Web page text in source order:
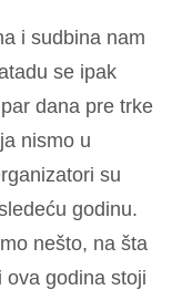
i sudbina nam
se ipak
dana pre trke
nismo u
su
godinu.
nešto, na šta
ova godina stoji